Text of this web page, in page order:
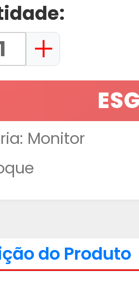
Monitor
do Produto